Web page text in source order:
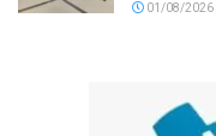
01/08/2026